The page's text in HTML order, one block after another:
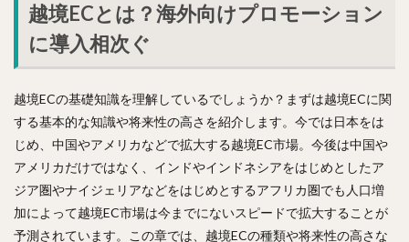
越境ECとは？海外向けプロモーション
に導入相次ぐ
越境ECの基礎知識を理解しているでしょうか？まずは越境ECに関
する基本的な知識や将来性の高さを紹介します。今では日本をは
じめ、中国やアメリカなどで拡大する越境EC市場。今後は中国や
アメリカだけではなく、インドやインドネシアをはじめとしたア
ジア圏やナイジェリアなどをはじめとするアフリカ圏でも人口増
加によって越境EC市場は今までにないスピードで拡大することが
予測されています。この章では、越境ECの種類や将来性の高さな